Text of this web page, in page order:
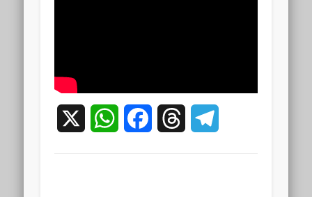
WhatsAppFacebookThreads